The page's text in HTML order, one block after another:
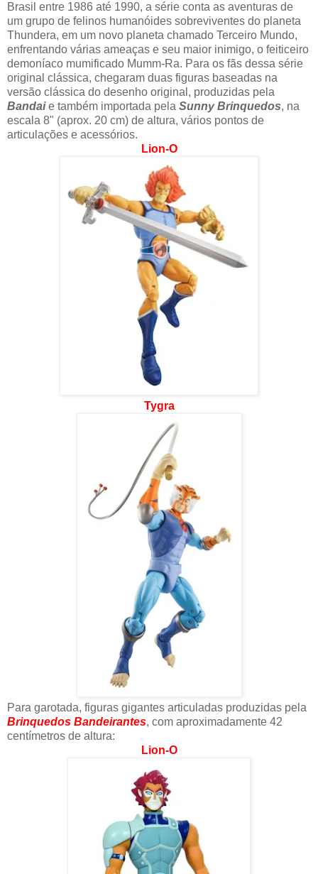
Brasil entre 1986 até 1990, a série conta as aventuras de
um grupo de felinos humanóides sobreviventes do planeta
Thundera, em um novo planeta chamado Terceiro Mundo,
enfrentando várias ameaças e seu maior inimigo, o feiticeiro
demoníaco mumificado Mumm-Ra. Para os fãs dessa série
original clássica, chegaram duas figuras baseadas na
versão clássica do desenho original, produzidas pela
Bandaie também importada pela Sunny Brinquedos, na
escala 8" (aprox. 20 cm) de altura, vários pontos de
articulações e acessórios.
Lion-O
Tygra
Para garotada, figuras gigantes articuladas produzidas pela
Brinquedos Bandeirantes, com aproximadamente 42
centímetros de altura:
Lion-O